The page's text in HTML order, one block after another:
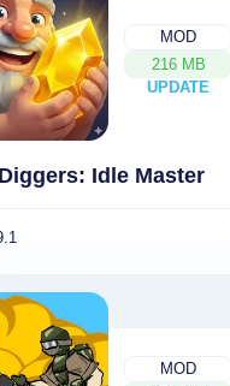
MOD
216 MB
UPDATE
NEW
Idle Master
MOD